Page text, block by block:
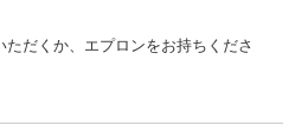
だくか、エプロンをお持ちくださ